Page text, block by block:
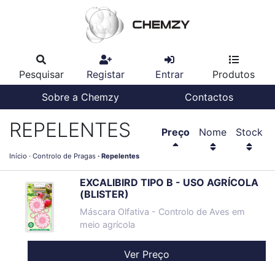
Pesquisar Registar Entrar
Produtos
Sobre a Chemzy
Contactos
REPELENTES
Início Controlo de Pragas Repelentes
Preço Nome Stock
EXCALIBIRD TIPO B - USO AGRÍCOLA
(BLISTER)
Máscara Olfativa - Controlo de Aves em
meio agrícola
Ver Preço